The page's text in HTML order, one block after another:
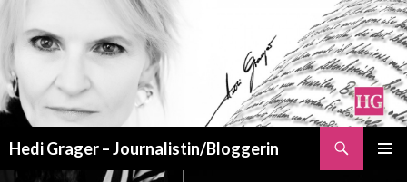
Hedi Grager – Journalistin/Bloggerin